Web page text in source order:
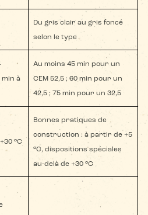
Du gris clair au gris foncé
selon le type
min à
Au moins 45 min pour un
CEM 52,5 ; 60 min pour un
42,5 ; 75 min pour un 32,5
°C
Bonnes pratiques de
construction : à partir de +5
°C, dispositions spéciales
au-delà de +30 °C